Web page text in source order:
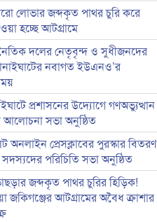
লোভার জব্দকৃত পাথর চুরি করে
হচ্ছে আটগ্রামে
দলের নেতৃবৃন্দ ও সুধীজনদের
নবাগত ইউএনও’র
প্রশাসনের উদ্যোগে গণঅভ্যুত্থান
আলোচনা সভা অনুষ্ঠিত
অনলাইন প্রেসক্লাবের পুরস্কার বিতরণ
পরিচিতি সভা অনুষ্ঠিত
জব্দকৃত পাথর চুরির হিড়িক!
জকিগঞ্জের আটগ্রামের অবৈধ ক্রাশার